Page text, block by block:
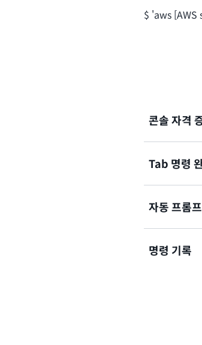
$ 'aws
콘솔 자격
기존 콘솔
CLI를 사용
Tab 명령
AWS CLI
AWS CLI에
자동 프롬
AWS CLI
명령 기록